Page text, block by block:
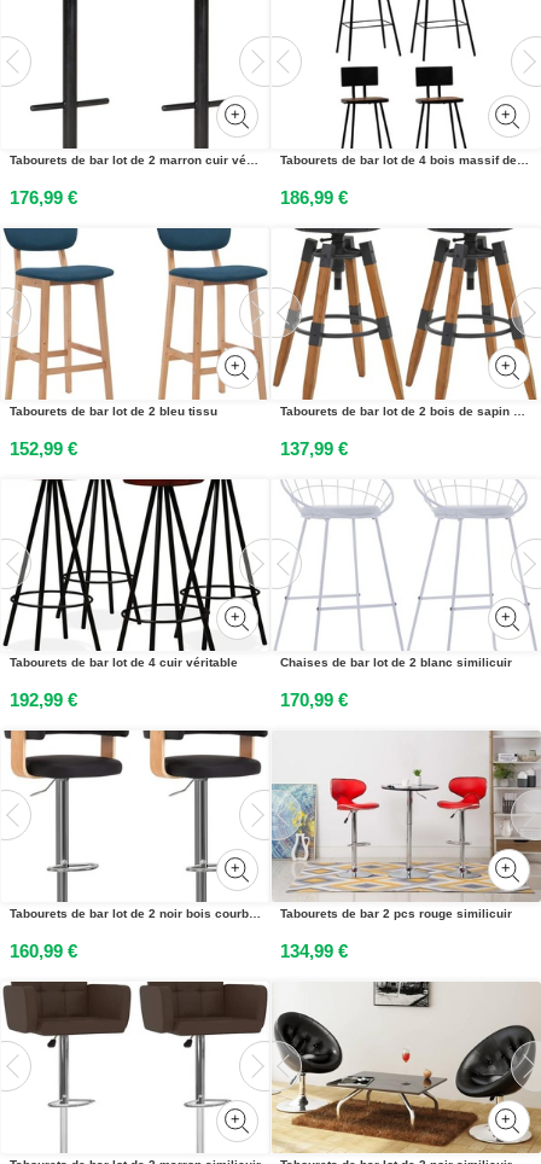
Tabourets de bar lot de 2 marron cuir véritable
176,99 €
Tabourets de bar lot de 4 bois massif de récupération
186,99 €
Tabourets de bar lot de 2 bleu tissu
152,99 €
Tabourets de bar lot de 2 bois de sapin solide
137,99 €
Tabourets de bar lot de 4 cuir véritable
192,99 €
Chaises de bar lot de 2 blanc similicuir
170,99 €
Tabourets de bar lot de 2 noir bois courbé et similicuir
160,99 €
Tabourets de bar 2 pcs rouge similicuir
134,99 €